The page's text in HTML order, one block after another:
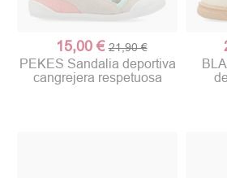
15,00 € 21,90 €
PEKES Sandalia deportiva
cangrejera respetuosa